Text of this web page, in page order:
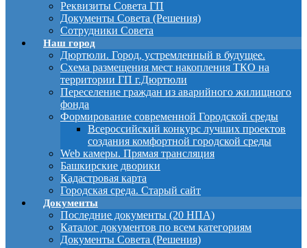
Реквизиты Совета ГП
Документы Совета (Решения)
Сотрудники Совета
Наш город
Дюртюли. Город, устремленный в будущее.
Схема размещения мест накопления ТКО на
территории ГП г.Дюртюли
Переселение граждан из аварийного жилищного
фонда
Формирование современной Городской среды
Всероссийский конкурс лучших проектов
создания комфортной городской среды
Web камеры. Прямая трансляция
Башкирские дворики
Кадастровая карта
Городская среда. Старый сайт
Документы
Последние документы (20 НПА)
Каталог документов по всем категориям
Документы Совета (Решения)